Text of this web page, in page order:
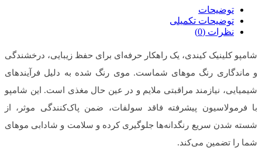
توضیحات
توضیحات تکمیلی
نظرات (0)
شامپو کلینیک کیندی، یک راهکار حرفه‌ای برای حفظ زیبایی، درخشندگی
و ماندگاری رنگ موهای شماست. موی رنگ شده به دلیل فرآیندهای
شیمیایی، نیازمند مراقبتی ملایم و در عین حال مغذی است. این شامپو
با فرمولاسیون پیشرفته فاقد سولفات، ضمن پاک‌کنندگی موثر، از
شسته شدن سریع رنگدانه‌ها جلوگیری کرده و سلامت و شادابی موهای
شما را تضمین می‌کند.